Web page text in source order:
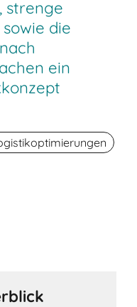
strenge
die
ein